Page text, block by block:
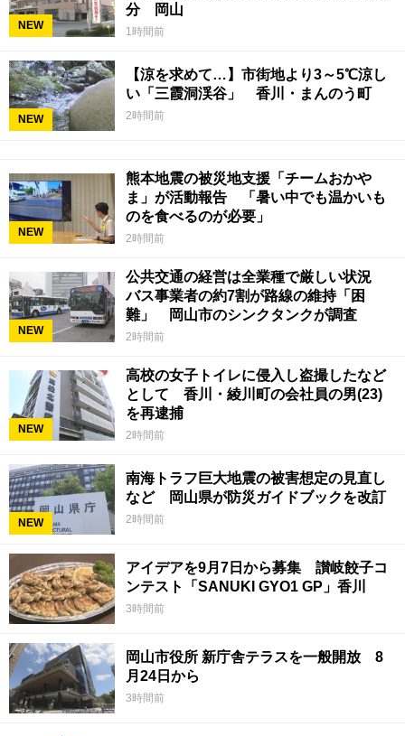
NEW
分 岡山
1時間前
NEW
【涼を求めて…】市街地より3～5℃涼し
い「三霞洞渓谷」 香川・まんのう町
2時間前
NEW
熊本地震の被災地支援「チームおかや
ま」が活動報告 「暑い中でも温かいも
のを食べるのが必要」
2時間前
NEW
公共交通の経営は全業種で厳しい状況
バス事業者の約7割が路線の維持「困
難」 岡山市のシンクタンクが調査
2時間前
NEW
高校の女子トイレに侵入し盗撮したなど
として 香川・綾川町の会社員の男(23)
を再逮捕
2時間前
NEW
南海トラフ巨大地震の被害想定の見直し
など 岡山県が防災ガイドブックを改訂
2時間前
アイデアを9月7日から募集 讃岐餃子コ
ンテスト「SANUKI GYO1 GP」香川
3時間前
岡山市役所 新庁舎テラスを一般開放 8
月24日から
3時間前